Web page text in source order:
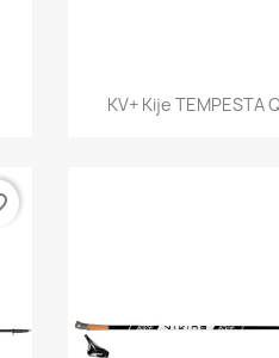
Szybki
KV+ Kije TEMPESTA